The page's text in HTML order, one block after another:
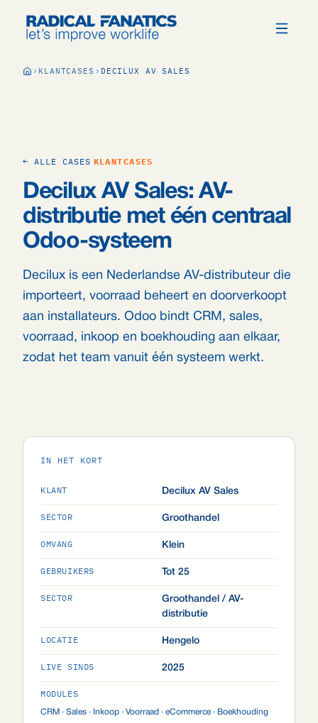
KLANTCASES DECILUX AV SALES
← ALLE CASES KLANTCASES
Decilux AV Sales: AV-
distributie met één centraal
Odoo-systeem
Decilux is een Nederlandse AV-distributeur die
importeert, voorraad beheert en doorverkoopt
aan installateurs. Odoo bindt CRM, sales,
voorraad, inkoop en boekhouding aan elkaar,
zodat het team vanuit één systeem werkt.
IN HET KORT
KLANT Decilux AV Sales
SECTOR Groothandel
OMVANG Klein
GEBRUIKERS Tot 25
SECTOR
Groothandel / AV-
distributie
LOCATIE Hengelo
LIVE SINDS 2025
MODULES
CRM · Sales · Inkoop · Voorraad · eCommerce · Boekhouding